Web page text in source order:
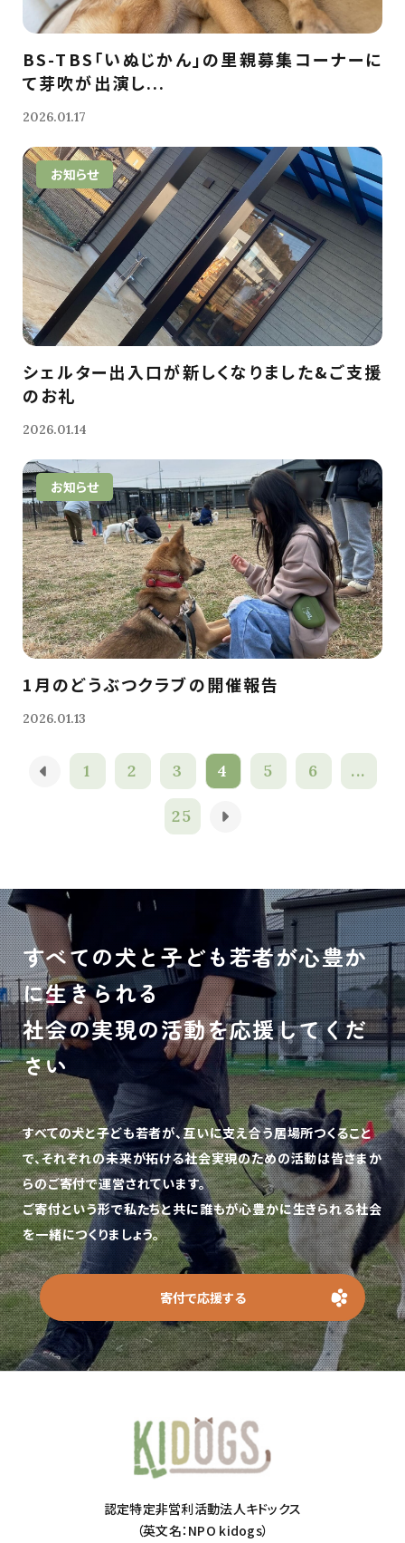
BS-TBS「いぬじかん」の里親募集コーナーに
て芽吹が出演し...
2026.01.17
お知らせ
シェルター出入口が新しくなりました&ご支援
のお礼
2026.01.14
お知らせ
1月のどうぶつクラブの開催報告
2026.01.13
1 2 3 4 5 6 ...
25
すべての犬と子ども若者が心豊か
に生きられる
社会の実現の活動を応援してくだ
さい
すべての犬と子ども若者が、互いに支え合う居場所つくること
で、それぞれの未来が拓ける社会実現のための活動は皆さまか
らのご寄付で運営されています。
ご寄付という形で私たちと共に誰もが心豊かに生きられる社会
を一緒につくりましょう。
寄付で応援する
認定特定非営利活動法人キドックス
（英文名：NPO kidogs）